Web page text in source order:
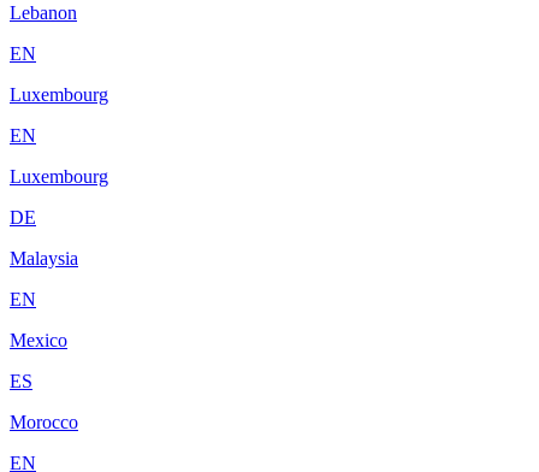
Lebanon
EN
Luxembourg
EN
Luxembourg
DE
Malaysia
EN
Mexico
ES
Morocco
EN